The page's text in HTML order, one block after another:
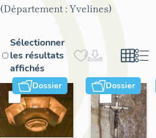
(Département : Yvelines)
Sélectionner
les résultats
affichés
Dossier Dossier